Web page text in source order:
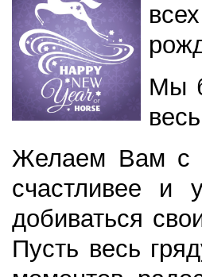
Мы
Желаем Вам с
счастливее и
добиваться
Пусть весь